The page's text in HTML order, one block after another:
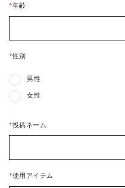
*年齢
*性別
男性
女性
*投稿ネーム
*使用アイテム